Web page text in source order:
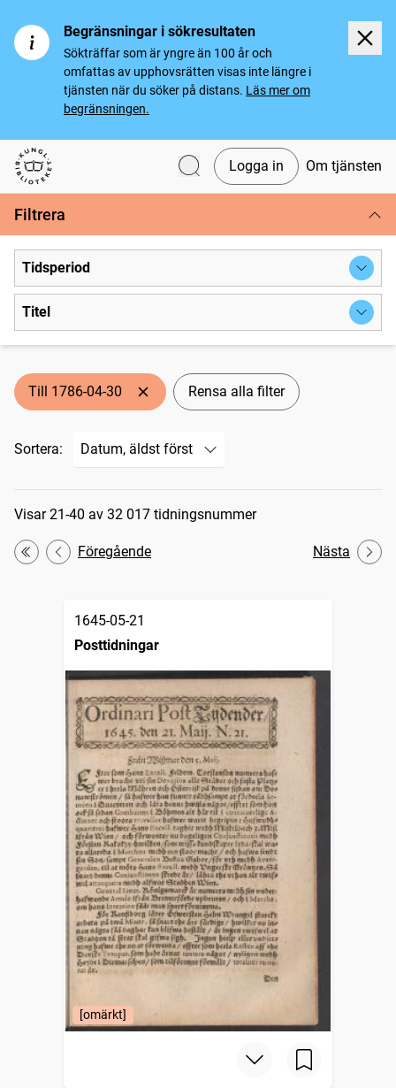
Begränsningar i sökresultaten
Sökträffar som är yngre än 100 år och
omfattas av upphovsrätten visas inte längre i
tjänsten när du söker på distans. Läs mer om
begränsningen.
Svenska tidningar
Logga in Om tjänsten
Filtrera
Tidsperiod
Titel
Till 1786-04-30 Rensa alla filter
Sortera:
Sökresultat
Visar 21-40 av 32 017 tidningsnummer
Första
Föregående Nästa
1645-05-21
Posttidningar
[omärkt]